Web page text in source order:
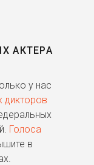
АКТЕРА
у нас
дикторов
Голоса
в